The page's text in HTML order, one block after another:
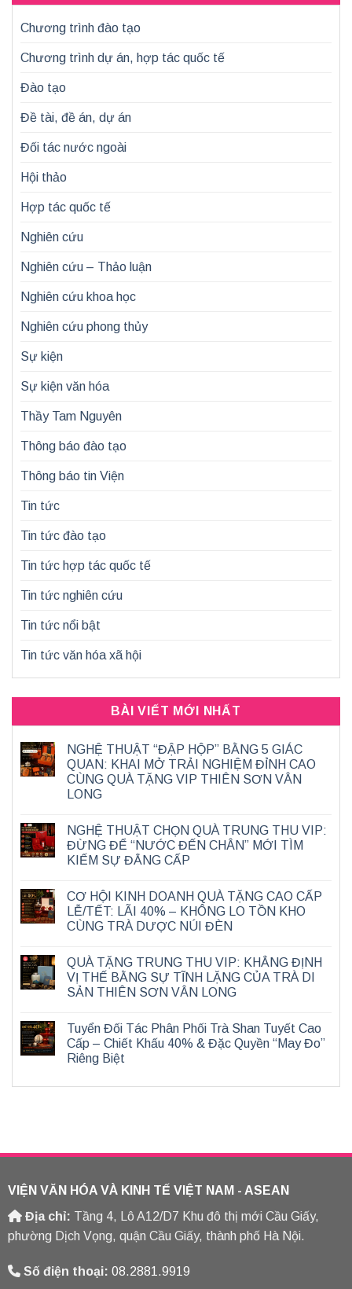
Chương trình đào tạo
Chương trình dự án, hợp tác quốc tế
Đào tạo
Đề tài, đề án, dự án
Đối tác nước ngoài
Hội thảo
Hợp tác quốc tế
Nghiên cứu
Nghiên cứu – Thảo luận
Nghiên cứu khoa học
Nghiên cứu phong thủy
Sự kiện
Sự kiện văn hóa
Thầy Tam Nguyên
Thông báo đào tạo
Thông báo tin Viện
Tin tức
Tin tức đào tạo
Tin tức hợp tác quốc tế
Tin tức nghiên cứu
Tin tức nổi bật
Tin tức văn hóa xã hội
BÀI VIẾT MỚI NHẤT
NGHỆ THUẬT “ĐẬP HỘP” BẰNG 5 GIÁC
QUAN: KHAI MỞ TRẢI NGHIỆM ĐỈNH CAO
CÙNG QUÀ TẶNG VIP THIÊN SƠN VÂN
LONG
NGHỆ THUẬT CHỌN QUÀ TRUNG THU VIP:
ĐỪNG ĐỂ “NƯỚC ĐẾN CHÂN” MỚI TÌM
KIẾM SỰ ĐẲNG CẤP
CƠ HỘI KINH DOANH QUÀ TẶNG CAO CẤP
LỄ/TẾT: LÃI 40% – KHÔNG LO TỒN KHO
CÙNG TRÀ DƯỢC NÚI ĐÈN
QUÀ TẶNG TRUNG THU VIP: KHẲNG ĐỊNH
VỊ THẾ BẰNG SỰ TĨNH LẶNG CỦA TRÀ DI
SẢN THIÊN SƠN VÂN LONG
Tuyển Đối Tác Phân Phối Trà Shan Tuyết Cao
Cấp – Chiết Khấu 40% & Đặc Quyền “May Đo”
Riêng Biệt
VIỆN VĂN HÓA VÀ KINH TẾ VIỆT NAM - ASEAN
Địa chỉ: Tầng 4, Lô A12/D7 Khu đô thị mới Cầu Giấy,
phường Dịch Vọng, quận Cầu Giấy, thành phố Hà Nội.
Số điện thoại: 08.2881.9919